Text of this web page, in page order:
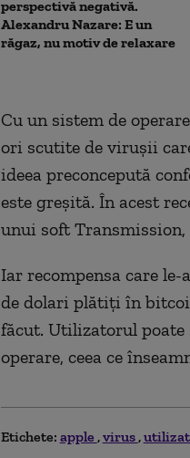
perspectivă negativă.
Alexandru Nazare: E un
răgaz, nu motiv de relaxare
Cu un sistem de
ori scutite de viruşii
ideea preconcepută
este greşită. În acest
unui soft
Iar recompensa care
de dolari plătiţi în
făcut. Utilizatorul poate
operare, ceea ce
Etichete: apple virus